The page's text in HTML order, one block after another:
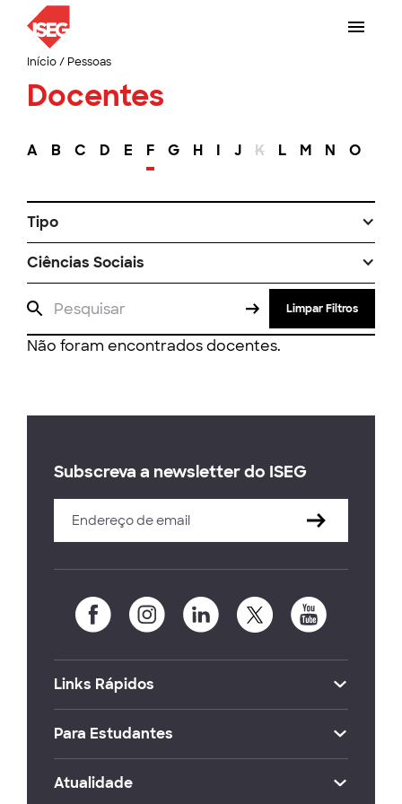
Início/ Pessoas
Docentes
A B C D E F G H I J K L M N O
Tipo
Ciências Sociais
Limpar Filtros
Não foram encontrados docentes.
Subscreva a newsletter do ISEG
Links Rápidos
Para Estudantes
Atualidade